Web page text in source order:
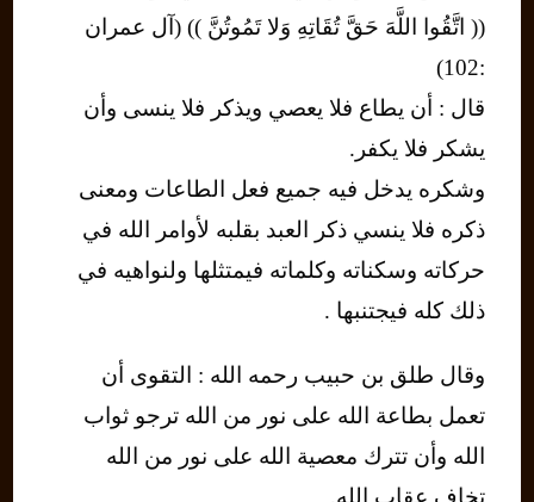
(( اتَّقُوا اللَّهَ حَقَّ تُقَاتِهِ وَلا تَمُوتُنَّ )) (آل عمران
:102)
قال : أن يطاع فلا يعصي ويذكر فلا ينسى وأن
يشكر فلا يكفر.
وشكره يدخل فيه جميع فعل الطاعات ومعنى
ذكره فلا ينسي ذكر العبد بقلبه لأوامر الله في
حركاته وسكناته وكلماته فيمتثلها ولنواهيه في
ذلك كله فيجتنبها .
وقال طلق بن حبيب رحمه الله : التقوى أن
تعمل بطاعة الله على نور من الله ترجو ثواب
الله وأن تترك معصية الله على نور من الله
تخاف عقاب الله.